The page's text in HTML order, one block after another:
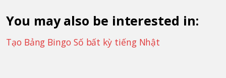
You may also be interested in:
Tạo Bảng Bingo Số bất kỳ tiếng Nhật